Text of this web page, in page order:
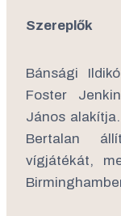
Szereplők
Bánsági
Foster
János
Bertalan
vígjátékát,